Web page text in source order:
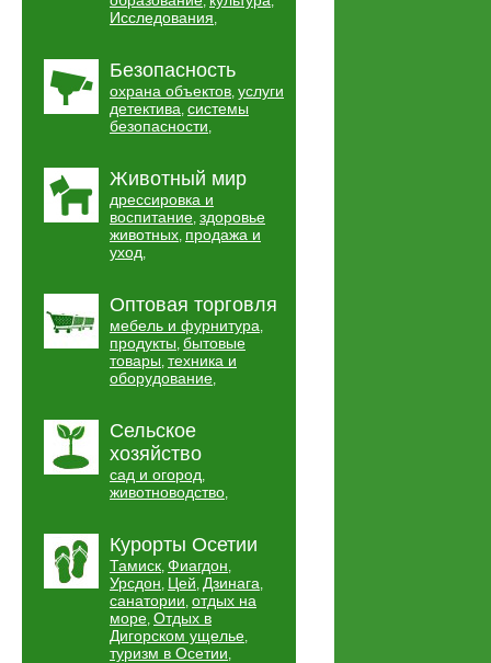
Исследования,
Безопасность
охрана объектов, услуги
детектива, системы
безопасности,
Животный мир
дрессировка и
воспитание, здоровье
животных, продажа и
уход,
Оптовая торговля
мебель и фурнитура,
продукты, бытовые
товары, техника и
оборудование,
Сельское
хозяйство
сад и огород,
животноводство,
Курорты Осетии
Тамиск, Фиагдон,
Урсдон, Цей, Дзинага,
санатории, отдых на
море, Отдых в
Дигорском ущелье,
туризм в Осетии,